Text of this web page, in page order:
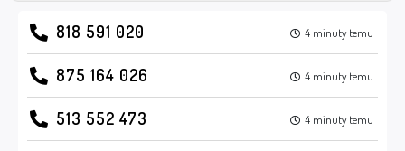
818 591 020 4 minuty temu
875 164 026 4 minuty temu
513 552 473 4 minuty temu